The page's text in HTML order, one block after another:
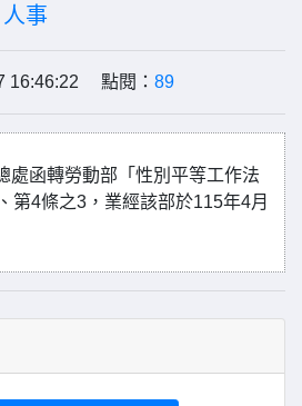
人事
16:46:22 點閱： 89
處函轉勞動部「性別平等工作法
第4條之3，業經該部於115年4月